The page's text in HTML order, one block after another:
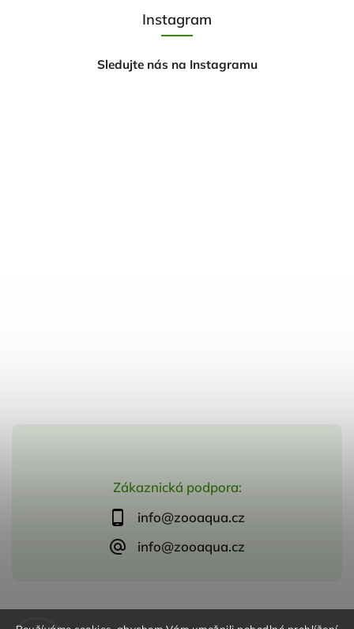
Zákaznická podpora:
info@zooaqua.cz
info@zooaqua.cz
Instagram
Sledujte nás na Instagramu